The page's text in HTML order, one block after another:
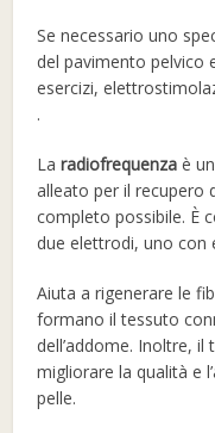
Se necessario uno
del pavimento pelvico
esercizi,
.
Laradiofrequenza è
alleato per il recupero
completo possibile. È
due elettrodi, uno con
Aiuta a rigenerare le
formano il tessuto
dell’addome. Inoltre,
migliorare la qualità e
pelle.